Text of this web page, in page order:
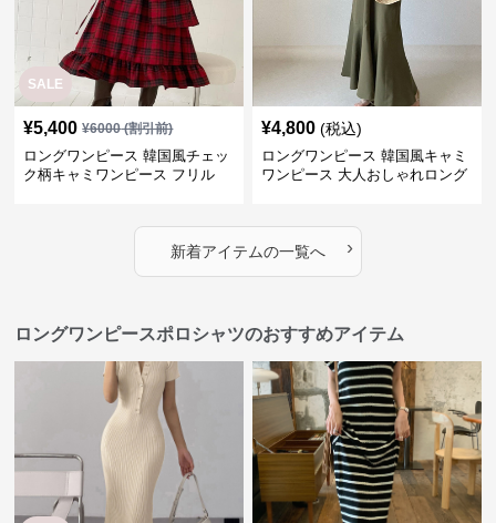
SALE
¥5,400 ¥6000(割引前)
ロングワンピース 韓国風チェッ
ク柄キャミワンピース フリル
¥4,800 (税込)
ロングワンピース 韓国風キャミ
ワンピース 大人おしゃれロング
新着アイテムの一覧へ ›
ロングワンピースポロシャツのおすすめアイテム